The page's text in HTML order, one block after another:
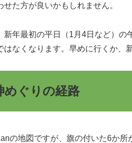
せた方が良いかもしれません。
新年最初の平日（1月4日など）
はなくなります。早めに行くか、
めぐりの経路
の地図ですが、旗の付いた6か所